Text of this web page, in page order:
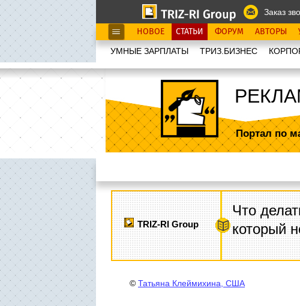
Заказ
НОВОЕ СТАТЬИ ФОРУМ АВТОРЫ
УМНЫЕ ЗАРПЛАТЫ ТРИЗ.БИЗНЕС
Портал по
TRIZ-RI Group
Что
который
© Татьяна Клеймихина, США